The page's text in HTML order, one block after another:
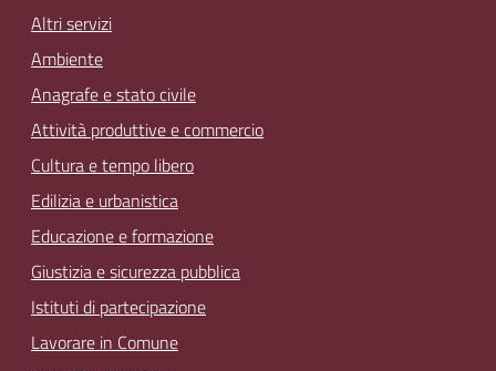
Altri servizi
Ambiente
Anagrafe e stato civile
Attività produttive e commercio
Cultura e tempo libero
Edilizia e urbanistica
Educazione e formazione
Giustizia e sicurezza pubblica
Istituti di partecipazione
Lavorare in Comune